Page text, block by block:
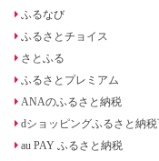
ふるなび
ふるさとチョイス
さとふる
ふるさとプレミアム
ANAのふるさと納税
dショッピングふるさと納税
au PAY ふるさと納税